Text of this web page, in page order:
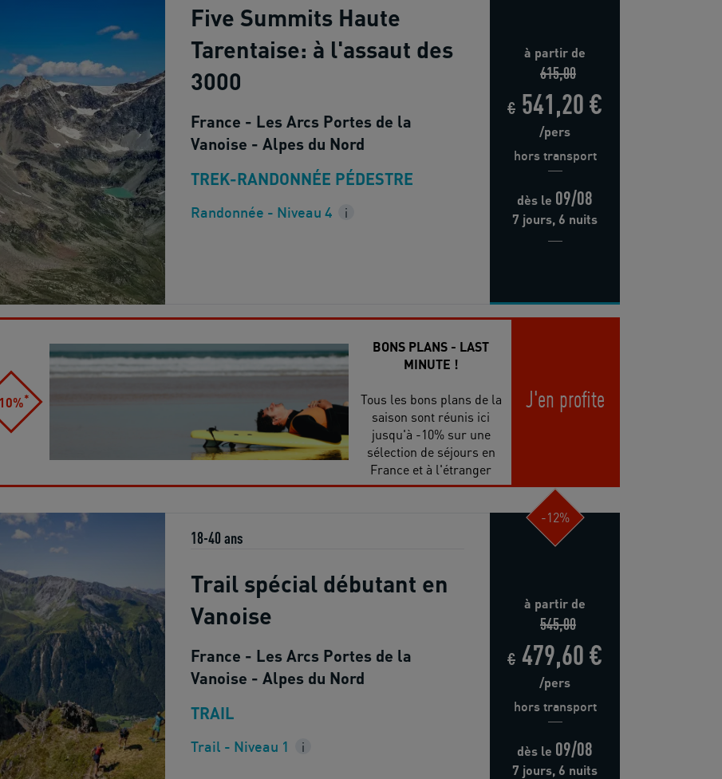
Five Summits Haute
Tarentaise: à l'assaut des
3000
France - Les Arcs Portes de la
Vanoise - Alpes du Nord
TREK-RANDONNÉE PÉDESTRE
Randonnée - Niveau 4 i
à partir de
615,00
€ 541,20 €
/pers
hors transport
dès le 09/08
7 jours, 6 nuits
*
BONS PLANS - LAST
MINUTE !
Tous les bons plans de la
saison sont réunis ici
jusqu'à -10% sur une
sélection de séjours en
France et à l'étranger
J'en profite
18-40 ans
Trail spécial débutant en
Vanoise
France - Les Arcs Portes de la
Vanoise - Alpes du Nord
TRAIL
Trail - Niveau 1 i
-12%
à partir de
545,00
€ 479,60 €
/pers
hors transport
dès le 09/08
7 jours, 6 nuits